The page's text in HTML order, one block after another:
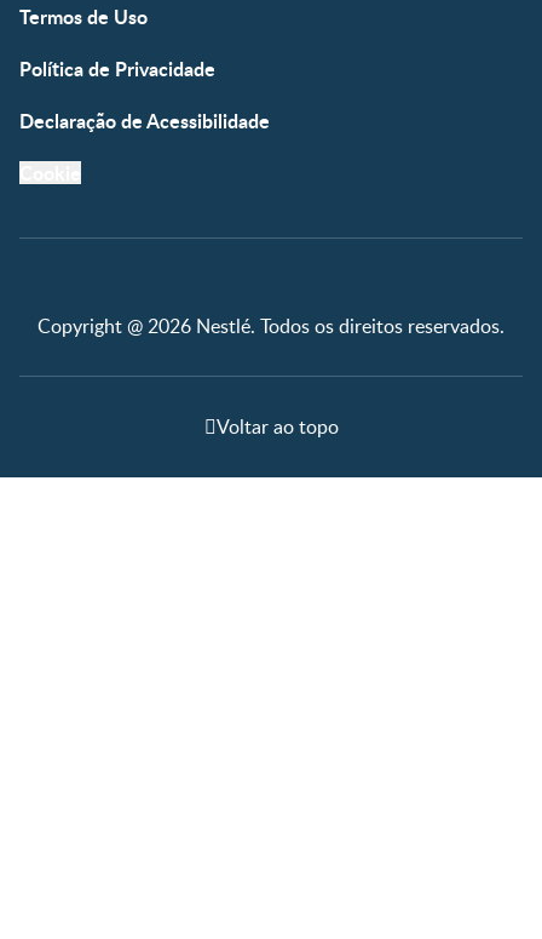
Termos de Uso
Política de Privacidade
Declaração de Acessibilidade
Copyright @ 2026 Nestlé. Todos os direitos reservados.
Voltar ao topo